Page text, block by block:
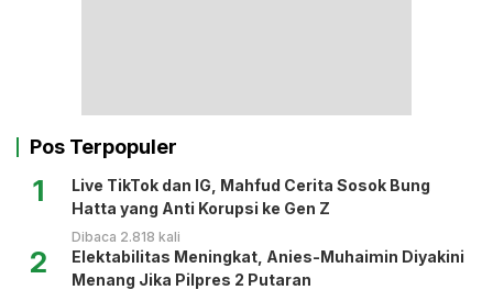
Pos Terpopuler
1
Live TikTok dan IG, Mahfud Cerita Sosok Bung
Hatta yang Anti Korupsi ke Gen Z
Dibaca 2.818 kali
2
Elektabilitas Meningkat, Anies-Muhaimin Diyakini
Menang Jika Pilpres 2 Putaran